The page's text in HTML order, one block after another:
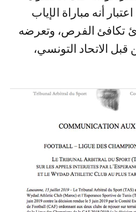
أنه مباراة الإياب
تكافئ الفرص، وتعرضه
الاتحاد التونسي،